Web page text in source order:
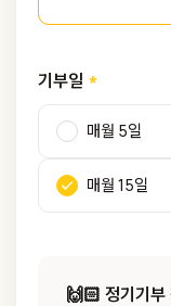
기부일
매월 5일
매월 15일
🙌🏻 정기기부